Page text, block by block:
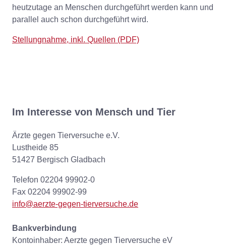
heutzutage an Menschen durchgeführt werden kann und
parallel auch schon durchgeführt wird.
Stellungnahme, inkl. Quellen (PDF)
Im Interesse von Mensch und Tier
Ärzte gegen Tierversuche e.V.
Lustheide 85
51427 Bergisch Gladbach
Telefon 02204 99902-0
Fax 02204 99902-99
info@aerzte-gegen-tierversuche.de
Bankverbindung
Kontoinhaber: Aerzte gegen Tierversuche eV